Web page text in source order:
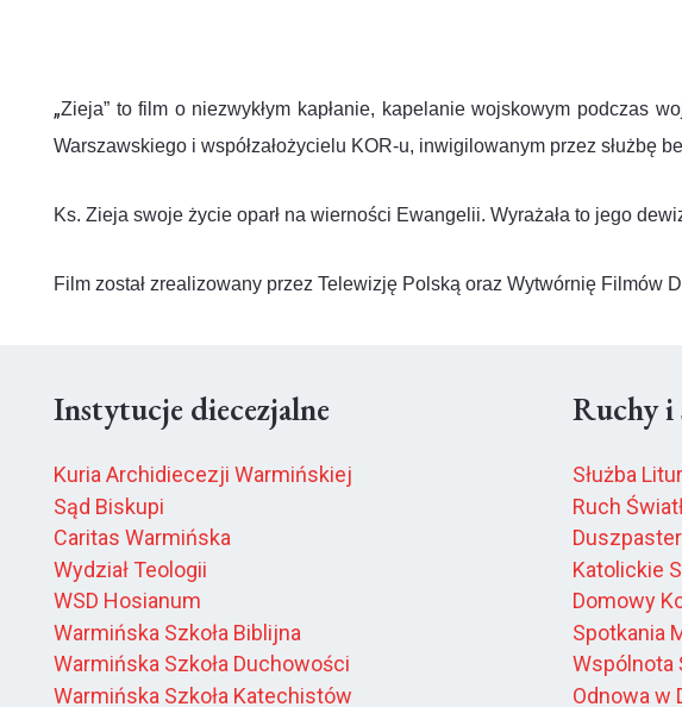
„Zieja” to film o niezwykłym kapłanie, kapelanie wojskowym podczas
Warszawskiego i współzałożycielu KOR-u, inwigilowanym przez służbę
Ks. Zieja swoje życie oparł na wierności Ewangelii. Wyrażała to jego
Film został zrealizowany przez Telewizję Polską oraz Wytwórnię
Instytucje diecezjalne
Kuria Archidiecezji Warmińskiej
Sąd Biskupi
Caritas Warmińska
Wydział Teologii
WSD Hosianum
Warmińska Szkoła Biblijna
Warmińska Szkoła Duchowości
Warmińska Szkoła Katechistów
Ruchy i
Służba
Ruch
Katolickie
Domowy
Spotkania
Wspólnota
Odnowa w